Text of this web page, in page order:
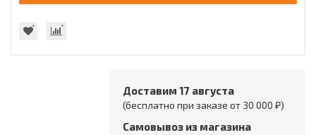
Доставим 17 августа
(бесплатно при заказе от 30 000 ₽)
Самовывоз из магазина